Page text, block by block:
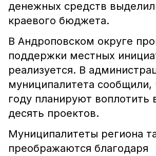
денежных средств
краевого бюджета.
В Андроповском округе
поддержки местных
реализуется. В
муниципалитета сообщили,
году планируют воплотить
десять проектов.
Муниципалитеты региона
преображаются благодаря